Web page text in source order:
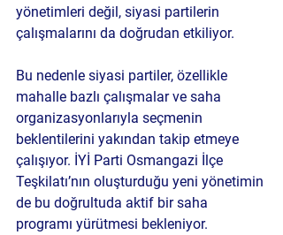
yönetimleri değil, siyasi partilerin
çalışmalarını da doğrudan etkiliyor.
Bu nedenle siyasi partiler, özellikle
mahalle bazlı çalışmalar ve saha
organizasyonlarıyla seçmenin
beklentilerini yakından takip etmeye
çalışıyor. İYİ Parti Osmangazi İlçe
Teşkilatı’nın oluşturduğu yeni yönetimin
de bu doğrultuda aktif bir saha
programı yürütmesi bekleniyor.